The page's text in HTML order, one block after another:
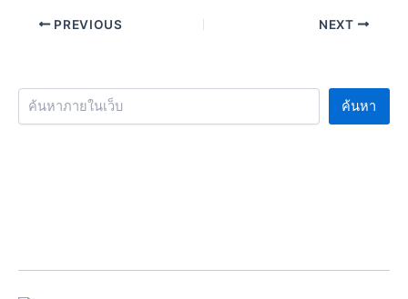
PREVIOUS NEXT
ค้นหา